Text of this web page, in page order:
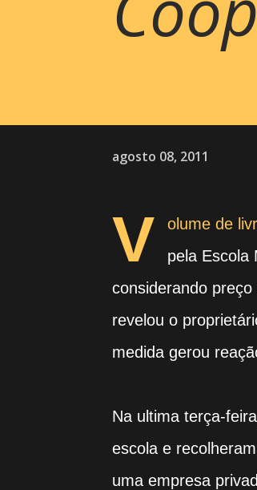
agosto 08, 2011
V
olume de
pela Escola
considerando
revelou o
medida gerou
Na ultima terça-
escola e
uma empresa